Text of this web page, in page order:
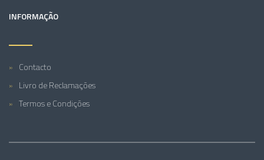
INFORMAÇÃO
Contacto
Livro de Reclamações
Termos e Condições